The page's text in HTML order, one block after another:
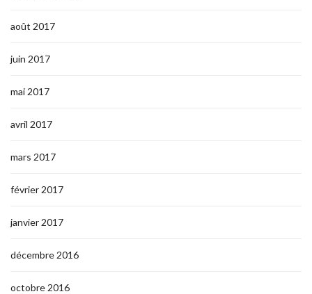
août 2017
juin 2017
mai 2017
avril 2017
mars 2017
février 2017
janvier 2017
décembre 2016
octobre 2016